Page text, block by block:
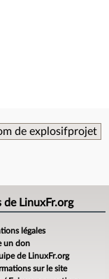
de explosifprojet
de LinuxFr.org
légales
un don
de LinuxFr.org
sur le site